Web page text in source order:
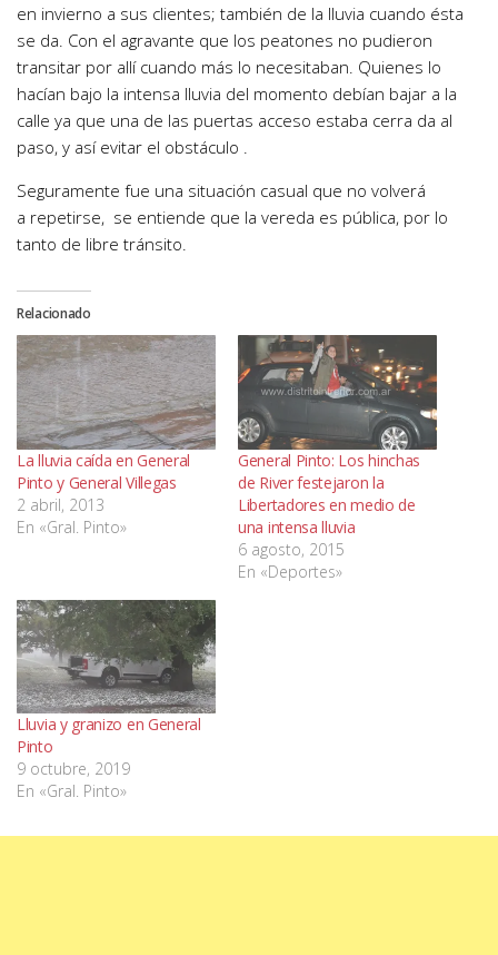
en invierno a sus clientes; también de la lluvia cuando ésta
se da. Con el agravante que los peatones no pudieron
transitar por allí cuando más lo necesitaban. Quienes lo
hacían bajo la intensa lluvia del momento debían bajar a la
calle ya que una de las puertas acceso estaba cerra da al
paso, y así evitar el obstáculo .
Seguramente fue una situación casual que no volverá
a repetirse, se entiende que la vereda es pública, por lo
tanto de libre tránsito.
Relacionado
La lluvia caída en General
Pinto y General Villegas
2 abril, 2013
En «Gral. Pinto»
General Pinto: Los hinchas
de River festejaron la
Libertadores en medio de
una intensa lluvia
6 agosto, 2015
En «Deportes»
Lluvia y granizo en General
Pinto
9 octubre, 2019
En «Gral. Pinto»